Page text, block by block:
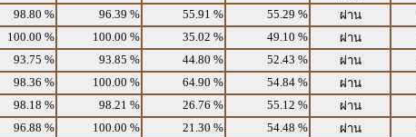
98.80 % 96.39 % 55.91 % 55.29 % ผ่าน
100.00 % 100.00 % 35.02 % 49.10 % ผ่าน
93.75 % 93.85 % 44.80 % 52.43 % ผ่าน
98.36 % 100.00 % 64.90 % 54.84 % ผ่าน
98.18 % 98.21 % 26.76 % 55.12 % ผ่าน
96.88 % 100.00 % 21.30 % 54.48 % ผ่าน